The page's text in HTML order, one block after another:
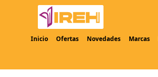
Inicio Ofertas Novedades Marcas